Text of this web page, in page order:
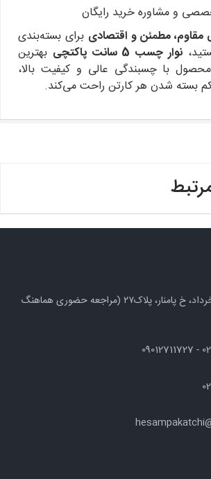
و مشاوره خرید رایگان
مطمئن و اقتصادی برای بسته‌بندی
نوار چسب 5 سانت پاکتچی
بهترین
با چسبندگی عالی و کیفیت بالا،
بسته شدن هر کارتن راحت می‌کند.
تهران، خ 15 خرداد، خ پامنار، پلاک۲۷ (مراجعه حضوری هماهنگ